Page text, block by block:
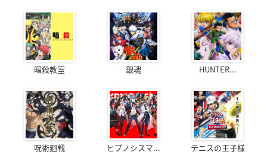
暗殺教室 銀魂 HUNTER...
呪術廻戦 ヒプノシスマ... テニスの王子様